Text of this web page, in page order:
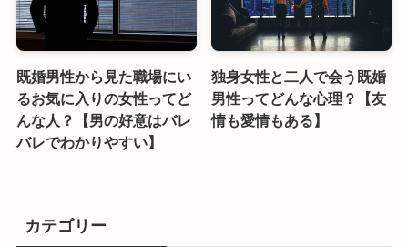
既婚男性から見た職場にい
るお気に入りの女性ってど
んな人？【男の好意はバレ
バレでわかりやすい】
独身女性と二人で会う既婚
男性ってどんな心理？【友
情も愛情もある】
カテゴリー